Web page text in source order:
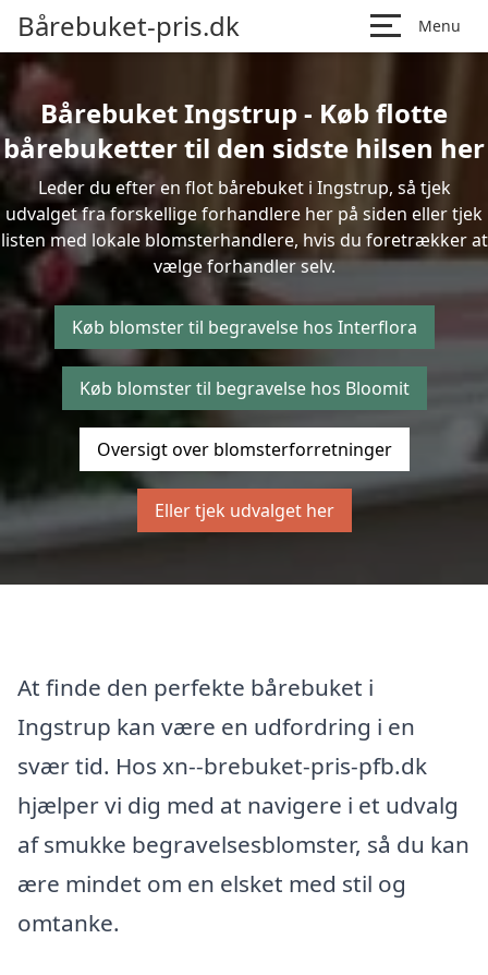
Bårebuket-pris.dk Menu
Bårebuket Ingstrup - Køb flotte
bårebuketter til den sidste hilsen her
Leder du efter en flot bårebuket i Ingstrup, så tjek
udvalget fra forskellige forhandlere her på siden eller tjek
listen med lokale blomsterhandlere, hvis du foretrækker at
vælge forhandler selv.
Køb blomster til begravelse hos Interflora
Køb blomster til begravelse hos Bloomit
Oversigt over blomsterforretninger
Eller tjek udvalget her
At finde den perfekte bårebuket i
Ingstrup kan være en udfordring i en
svær tid. Hos xn--brebuket-pris-pfb.dk
hjælper vi dig med at navigere i et udvalg
af smukke begravelsesblomster, så du kan
ære mindet om en elsket med stil og
omtanke.